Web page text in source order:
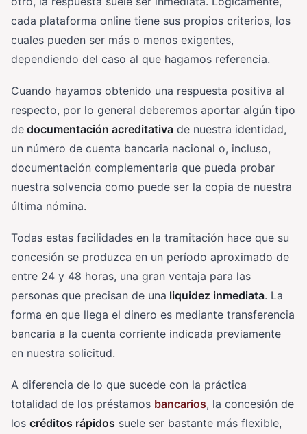
cada plataforma online tiene sus propios criterios, los
cuales pueden ser más o menos exigentes,
dependiendo del caso al que hagamos referencia.
Cuando hayamos obtenido una respuesta positiva al
respecto, por lo general deberemos aportar algún tipo
de documentación acreditativa de nuestra identidad,
un número de cuenta bancaria nacional o, incluso,
documentación complementaria que pueda probar
nuestra solvencia como puede ser la copia de nuestra
última nómina.
Todas estas facilidades en la tramitación hace que su
concesión se produzca en un período aproximado de
entre 24 y 48 horas, una gran ventaja para las
personas que precisan de una liquidez inmediata. La
forma en que llega el dinero es mediante transferencia
bancaria a la cuenta corriente indicada previamente
en nuestra solicitud.
A diferencia de lo que sucede con la práctica
totalidad de los préstamos bancarios, la concesión de
los créditos rápidos suele ser bastante más flexible,